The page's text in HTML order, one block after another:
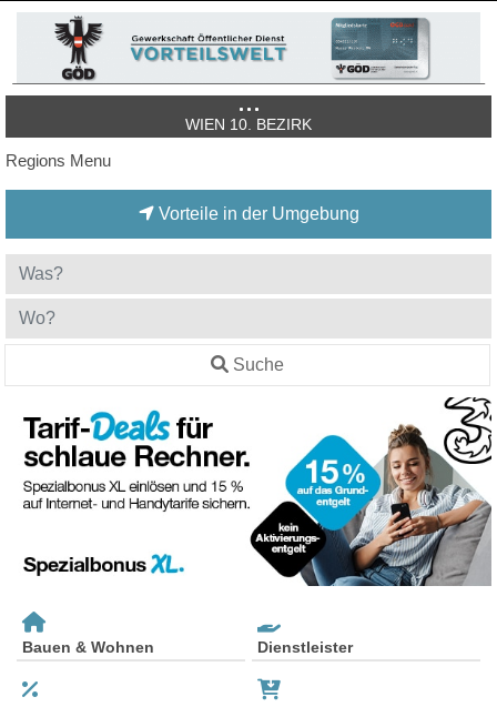
WIEN 10. BEZIRK
Regions Menu
Vorteile in der Umgebung
Suche
Bauen & Wohnen Dienstleister